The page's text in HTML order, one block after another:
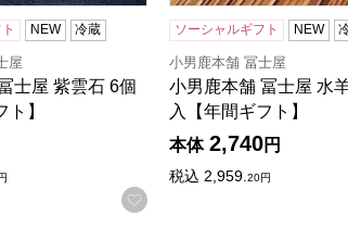
NEW 冷蔵
屋
士屋 紫雲石 6個
ト】
お気に入りに登録する
ソーシャルギフト NEW
小男鹿本舗 冨士屋
小男鹿本舗 冨士屋 水
入【年間ギフト】
本体 2,740円
税込 2,959.20円